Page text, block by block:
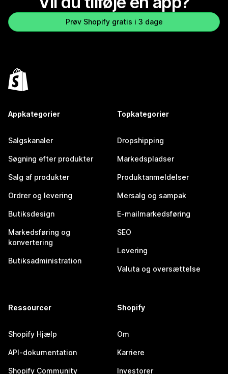
Prøv Shopify gratis i 3 dage
Appkategorier
Salgskanaler
Søgning efter produkter
Salg af produkter
Ordrer og levering
Butiksdesign
Markedsføring og
konvertering
Butiksadministration
Topkategorier
Dropshipping
Markedspladser
Produktanmeldelser
Mersalg og sampak
E-mailmarkedsføring
SEO
Levering
Valuta og oversættelse
Ressourcer
Shopify Hjælp
API-dokumentation
Shopify Community
Shopify
Om
Karriere
Investorer